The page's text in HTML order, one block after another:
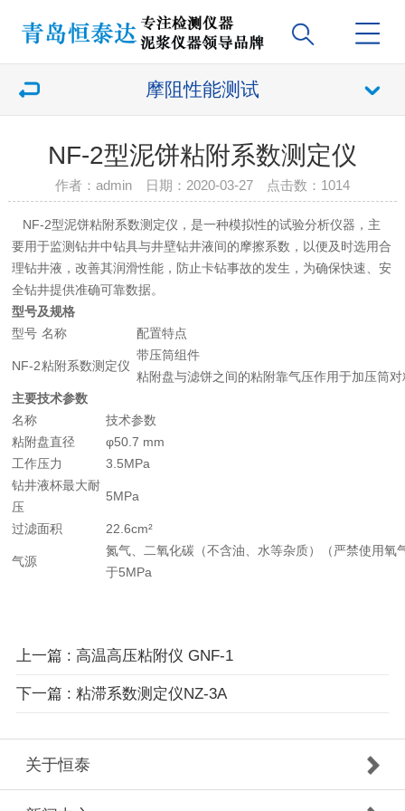
摩阻性能测试
NF-2型泥饼粘附系数测定仪
作者：admin 日期：2020-03-27 点击数： 1014
NF-2型泥饼粘附系数测定仪，是一种模拟性的试验分析仪器，主
要用于监测钻井中钻具与井壁钻井液间的摩擦系数，以便及时选用合
理钻井液，改善其润滑性能，防止卡钻事故的发生，为确保快速、安
全钻井提供准确可靠数据。
型号及规格
型号 名称 配置特点
NF-2粘附系数测定仪
带压筒组件
粘附盘与滤饼之间的粘附靠气压作用于加压筒
主要技术参数
名称
技术参数
粘附盘直径
φ50.7 mm
工作压力
3.5MPa
钻井液杯最大耐
压
5MPa
过滤面积 22.6cm²
气源
氮气、二氧化碳（不含油、水等杂质）（严禁使用氧
于5MPa
上一篇 : 高温高压粘附仪 GNF-1
下一篇 : 粘滞系数测定仪NZ-3A
关于恒泰